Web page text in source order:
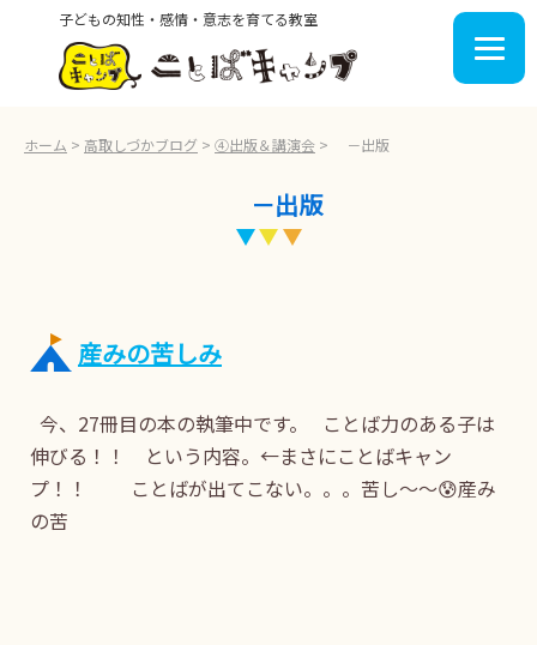
子どもの知性・感情・意志を育てる教室
ホーム > 高取しづかブログ > ④出版＆講演会 > －出版
－出版
産みの苦しみ
今、27冊目の本の執筆中です。 ことば力のある子は
伸びる！！ という内容。←まさにことばキャン
プ！！ ことばが出てこない。。。苦し〜〜😰産み
の苦